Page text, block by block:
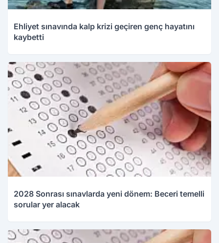
Ehliyet sınavında kalp krizi geçiren genç hayatını
kaybetti
2028 Sonrası sınavlarda yeni dönem: Beceri temelli
sorular yer alacak